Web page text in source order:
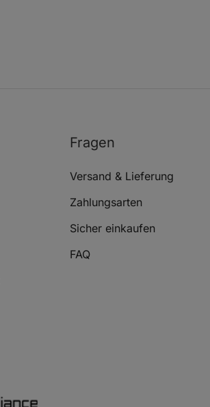
Fragen
Versand & Lieferung
Zahlungsarten
Sicher einkaufen
FAQ